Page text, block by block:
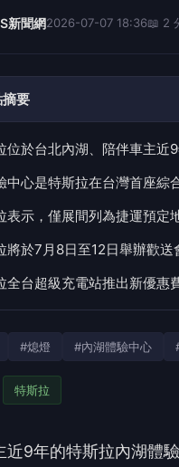
新聞網2026-07-07 18:36📖 2
要
位於台北內湖、陪伴車主近
中心是特斯拉在台灣首座綜
表示，僅展間列為捷運預定
將於7月8日至12日舉辦歡送
全台超級充電站推出新優惠
#熄燈 #內湖體驗中心
特斯拉
近9年的特斯拉內湖體